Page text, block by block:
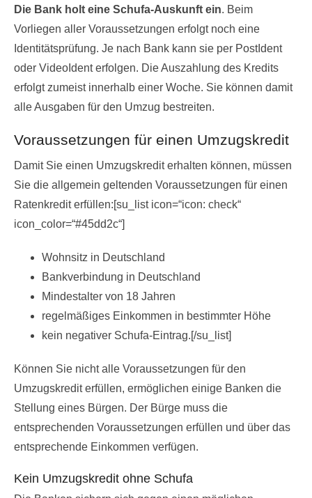
Die Bank holt eine Schufa-Auskunft ein. Beim
Vorliegen aller Voraussetzungen erfolgt noch eine
Identitätsprüfung. Je nach Bank kann sie per PostIdent
oder VideoIdent erfolgen. Die Auszahlung des Kredits
erfolgt zumeist innerhalb einer Woche. Sie können damit
alle Ausgaben für den Umzug bestreiten.
Voraussetzungen für einen Umzugskredit
Damit Sie einen Umzugskredit erhalten können, müssen
Sie die allgemein geltenden Voraussetzungen für einen
Ratenkredit erfüllen:[su_list icon=“icon: check“
icon_color=“#45dd2c“]
Wohnsitz in Deutschland
Bankverbindung in Deutschland
Mindestalter von 18 Jahren
regelmäßiges Einkommen in bestimmter Höhe
kein negativer Schufa-Eintrag.[/su_list]
Können Sie nicht alle Voraussetzungen für den
Umzugskredit erfüllen, ermöglichen einige Banken die
Stellung eines Bürgen. Der Bürge muss die
entsprechenden Voraussetzungen erfüllen und über das
entsprechende Einkommen verfügen.
Kein Umzugskredit ohne Schufa